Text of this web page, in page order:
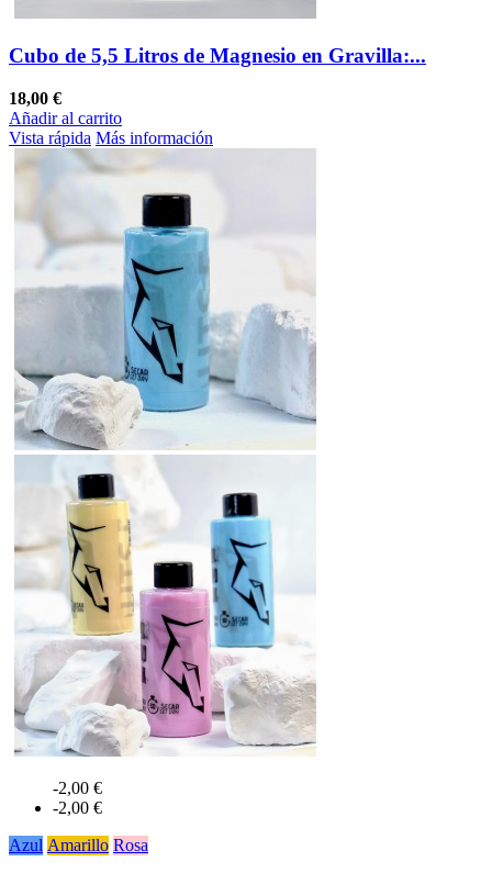
Cubo de 5,5 Litros de Magnesio en Gravilla:...
18,00 €
Añadir al carrito
Vista rápida Más información
-2,00 €
-2,00 €
Azul Amarillo Rosa